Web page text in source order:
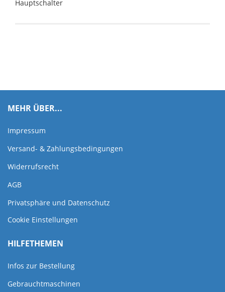
Hauptschalter
MEHR ÜBER...
Impressum
Versand- & Zahlungsbedingungen
Widerrufsrecht
AGB
Privatsphäre und Datenschutz
Cookie Einstellungen
HILFETHEMEN
Infos zur Bestellung
Gebrauchtmaschinen